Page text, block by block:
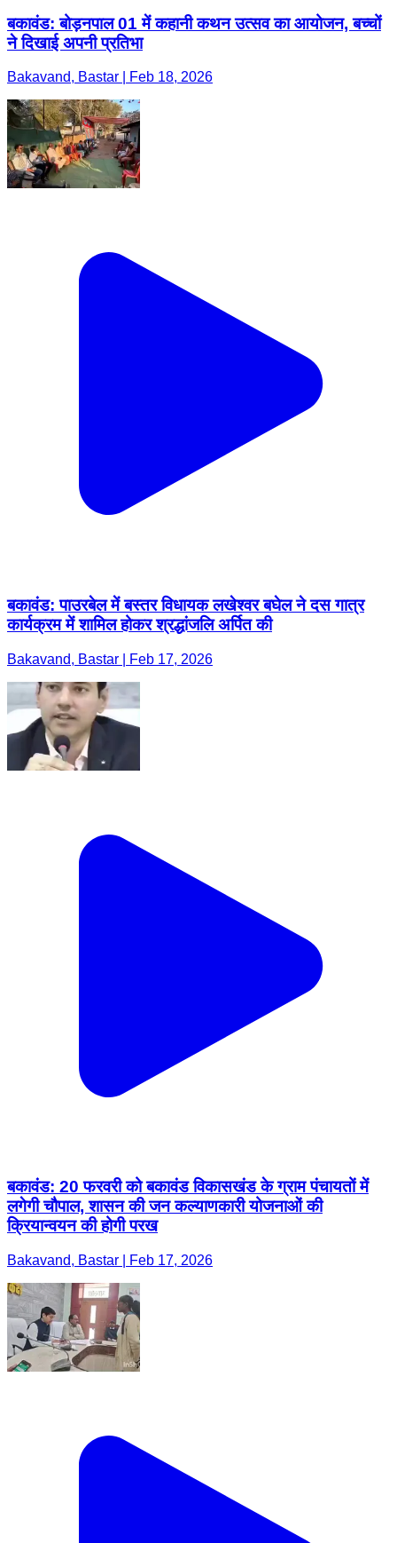
बकावंड: बोड़नपाल 01 में कहानी कथन उत्सव का आयोजन, बच्चों
ने दिखाई अपनी प्रतिभा
Bakavand, Bastar | Feb 18, 2026
बकावंड: पाउरबेल में बस्तर विधायक लखेश्वर बघेल ने दस गात्र
कार्यक्रम में शामिल होकर श्रद्धांजलि अर्पित की
Bakavand, Bastar | Feb 17, 2026
बकावंड: 20 फरवरी को बकावंड विकासखंड के ग्राम पंचायतों में
लगेगी चौपाल, शासन की जन कल्याणकारी योजनाओं की
क्रियान्वयन की होगी परख
Bakavand, Bastar | Feb 17, 2026